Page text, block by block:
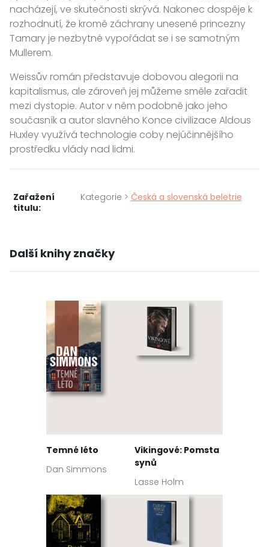
nacházejí, ve skutečnosti skrývá. Nakonec dospěje k
rozhodnutí, že kromě záchrany unesené princezny
Tamary je nezbytné vypořádat se i se samotným
Mullerem.
Weissův román představuje dobovou alegorii na
kapitalismus, ale zároveň jej můžeme směle zařadit
mezi dystopie. Autor v něm podobně jako jeho
současník a autor slavného Konce civilizace Aldous
Huxley využívá technologie coby nejúčinnějšího
prostředku vlády nad lidmi.
Zařažení
titulu:
Kategorie > Česká a slovenská beletrie
Další knihy značky
Temné léto
Dan Simmons
Vikingové: Pomsta
synů
Lasse Holm